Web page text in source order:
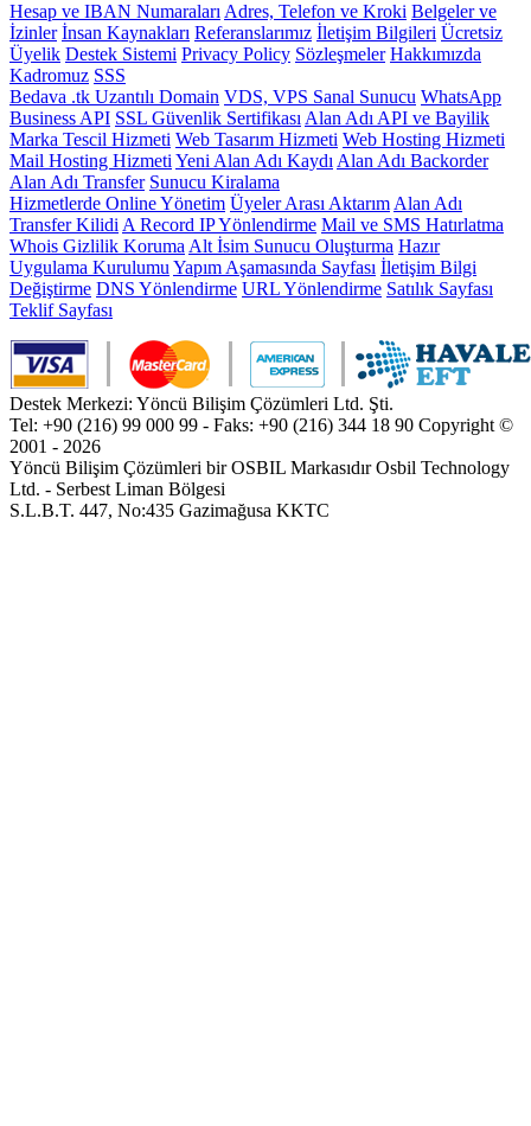
Hesap ve IBAN Numaraları Adres, Telefon ve Kroki Belgeler ve
İzinler İnsan Kaynakları Referanslarımız İletişim Bilgileri Ücretsiz
Üyelik Destek Sistemi Privacy Policy Sözleşmeler Hakkımızda
Kadromuz SSS
Bedava .tk Uzantılı Domain VDS, VPS Sanal Sunucu WhatsApp
Business API SSL Güvenlik Sertifikası Alan Adı API ve Bayilik
Marka Tescil Hizmeti Web Tasarım Hizmeti Web Hosting Hizmeti
Mail Hosting Hizmeti Yeni Alan Adı Kaydı Alan Adı Backorder
Alan Adı Transfer Sunucu Kiralama
Hizmetlerde Online Yönetim Üyeler Arası Aktarım Alan Adı
Transfer Kilidi A Record IP Yönlendirme Mail ve SMS Hatırlatma
Whois Gizlilik Koruma Alt İsim Sunucu Oluşturma Hazır
Uygulama Kurulumu Yapım Aşamasında Sayfası İletişim Bilgi
Değiştirme DNS Yönlendirme URL Yönlendirme Satılık Sayfası
Teklif Sayfası
Destek Merkezi: Yöncü Bilişim Çözümleri Ltd. Şti.
Tel: +90 (216) 99 000 99 - Faks: +90 (216) 344 18 90 Copyright ©
2001 - 2026
Yöncü Bilişim Çözümleri bir OSBIL Markasıdır Osbil Technology
Ltd. - Serbest Liman Bölgesi
S.L.B.T. 447, No:435 Gazimağusa KKTC